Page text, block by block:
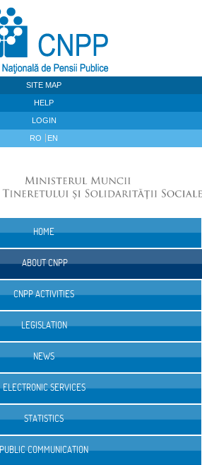
SITE MAP
HELP
LOGIN
RO EN
HOME
ABOUT CNPP
CNPP ACTIVITIES
LEGISLATION
NEWS
ELECTRONIC SERVICES
STATISTICS
PUBLIC COMMUNICATION